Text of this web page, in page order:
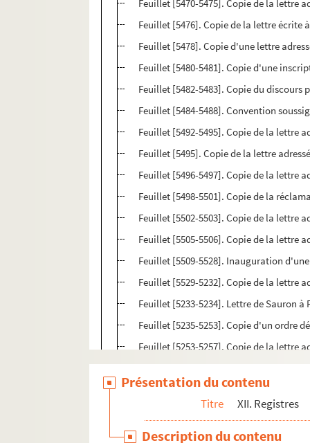
Feuillet [5470-5475]. Copie de la lettre
Feuillet [5476]. Copie de la lettre écrite
Feuillet [5478]. Copie d'une lettre
Feuillet [5480-5481]. Copie d'une
Feuillet [5482-5483]. Copie du discours
Feuillet [5484-5488]. Convention
Feuillet [5492-5495]. Copie de la lettre
Feuillet [5495]. Copie de la lettre
Feuillet [5496-5497]. Copie de la lettre
Feuillet [5498-5501]. Copie de la
Feuillet [5502-5503]. Copie de la lettre
Feuillet [5505-5506]. Copie de la lettre
Feuillet [5509-5528]. Inauguration
Feuillet [5529-5232]. Copie de la lettre
Feuillet [5233-5234]. Lettre de Sauron à
Feuillet [5235-5253]. Copie d'un ordre
Feuillet [5253-5257]. Copie de la lettre
Feuillet [5258]. Copie de la lettre
Feuillet [5261-5272]. Société
Feuillet [5273-5276]. Copie de la
Feuillet [5277-5281]. Copie de la lettre
Présentation du contenu
Titre XII. Registres
Description du contenu